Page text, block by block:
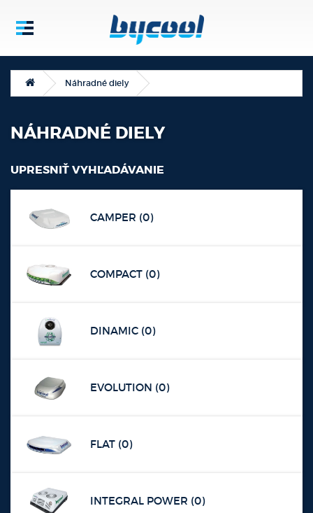
Náhradné diely
NÁHRADNÉ DIELY
UPRESNIŤ VYHĽADÁVANIE
CAMPER (0)
COMPACT (0)
DINAMIC (0)
EVOLUTION (0)
FLAT (0)
INTEGRAL POWER (0)